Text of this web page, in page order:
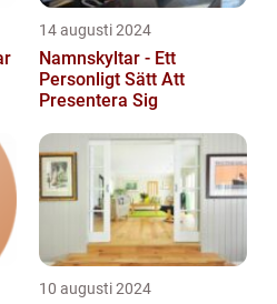
14 augusti 2024
Namnskyltar - Ett
Personligt Sätt Att
Presentera Sig
10 augusti 2024